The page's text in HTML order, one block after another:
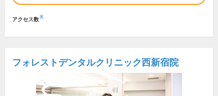
アクセス数※
フォレストデンタルクリニック西新宿院